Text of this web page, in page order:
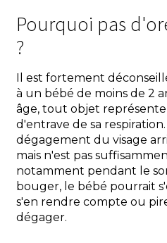
Pourquoi pas
?
Il est fortement
à un bébé de moins de 2
âge, tout objet
d'entrave de sa
dégagement du visage
mais n'est pas
notamment pendant le
bouger, le bébé pourrait
s'en rendre compte ou
dégager.